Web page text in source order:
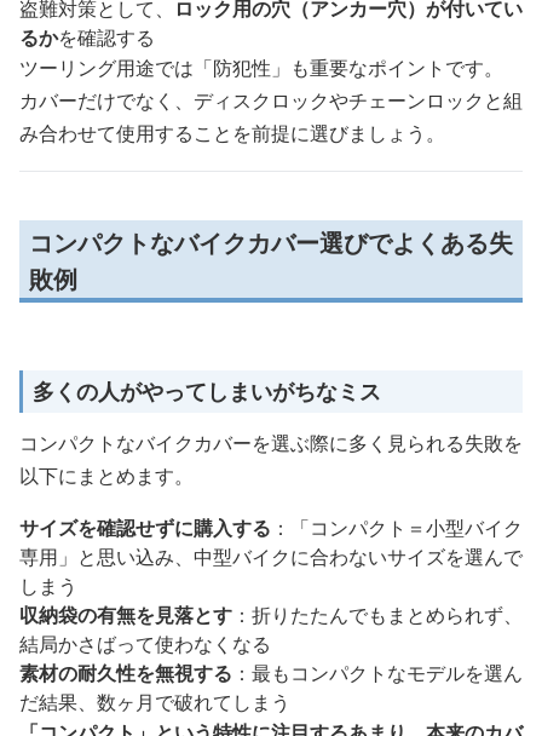
盗難対策として、
ロック用の穴（アンカー穴）が付いてい
るかを確認する
ツーリング用途では「防犯性」も重要なポイントです。
カバーだけでなく、ディスクロックやチェーンロックと組
み合わせて使用することを前提に選びましょう。
コンパクトなバイクカバー選びでよくある失
敗例
多くの人がやってしまいがちなミス
コンパクトなバイクカバーを選ぶ際に多く見られる失敗を
以下にまとめます。
サイズを確認せずに購入する ：「コンパクト＝小型バイク
専用」と思い込み、中型バイクに合わないサイズを選んで
しまう
収納袋の有無を見落とす ：折りたたんでもまとめられず、
結局かさばって使わなくなる
素材の耐久性を無視する ：最もコンパクトなモデルを選ん
だ結果、数ヶ月で破れてしまう